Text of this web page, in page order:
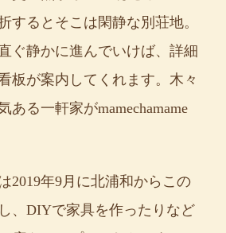
するとそこは閑静な別荘地。
ぐ静かに進んでいけば、詳細
板が案内してくれます。木々
ある一軒家がmamechamame
2019年9月に北浦和からこの
、DIYで家具を作ったりなど